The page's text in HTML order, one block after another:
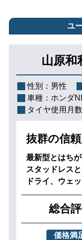
ユ
山原和
性別： 男性
車種： ホンダ
タイヤ使用月数
抜群の信
最新型とはち
スタッドレス
ドライ、ウェ
総合
価格満